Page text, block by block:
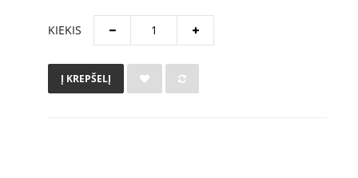
KIEKIS
Į KREPŠELĮ